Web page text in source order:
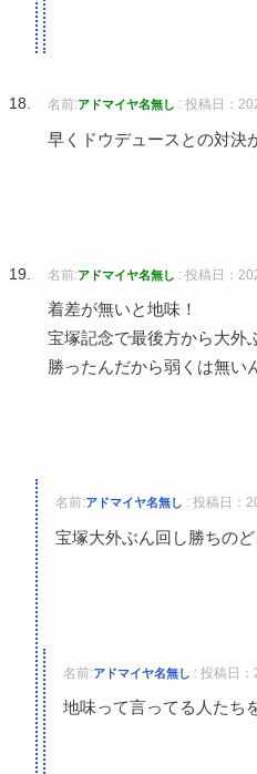
名前:アドマイヤ名無し : 投稿日：
早くドウデュースとの対決
名前:アドマイヤ名無し : 投稿日：
着差が無いと地味！
宝塚記念で最後方から大外
勝ったんだから弱くは無い
名前:アドマイヤ名無し : 投稿日：
宝塚大外ぶん回し勝ちの
名前:アドマイヤ名無し : 投稿日
地味って言ってる人たち